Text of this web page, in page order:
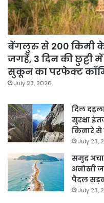
बेंगलुरु से 200 किमी के
जगहें, 3 दिन की छुट्टी
सुकून का परफेक्ट
July 23, 2026
दिल
सुरक्षा
किनारे से
July 23,
समुद्र
अनोखी
पैदल
July 23,